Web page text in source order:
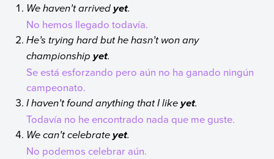
We haven’t arrivedyet.
No hemos llegado todavía.
He’s trying hard but he hasn’t won any
championshipyet.
Se está esforzando pero aún no ha ganado ningún
campeonato.
I haven’t found anything that I likeyet.
Todavía no he encontrado nada que me guste.
We can’t celebrateyet.
No podemos celebrar aún.